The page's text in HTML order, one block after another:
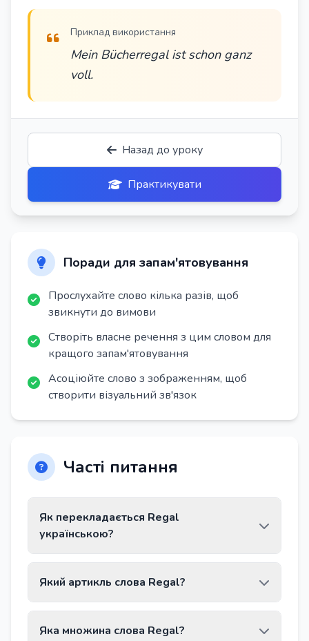
Приклад використання
Mein Bücherregal ist schon ganz
voll.
Назад до уроку
Практикувати
Поради для запам'ятовування
Прослухайте слово кілька разів, щоб
звикнути до вимови
Створіть власне речення з цим словом для
кращого запам'ятовування
Асоціюйте слово з зображенням, щоб
створити візуальний зв'язок
Часті питання
Як перекладається Regal
українською?
Який артикль слова Regal?
Яка множина слова Regal?